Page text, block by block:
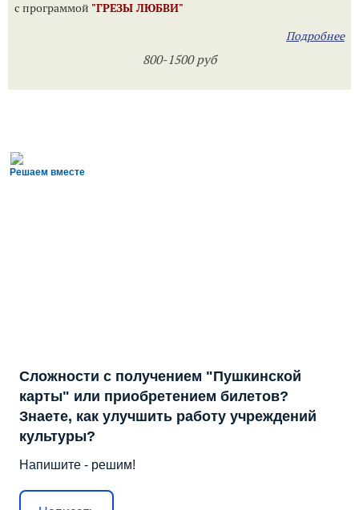
с программой "ГРЕЗЫ ЛЮБВИ"
Подробнее
800-1500 руб
Решаем вместе
Сложности с получением "Пушкинской
карты" или приобретением билетов?
Знаете, как улучшить работу учреждений
культуры?
Напишите - решим!